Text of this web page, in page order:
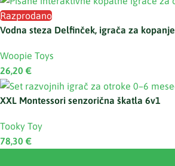
Razprodano
Vodna steza Delfinček, igrača za kopanje
Woopie Toys
26,20 €
XXL Montessori senzorična škatla 6v1
Tooky Toy
78,30 €